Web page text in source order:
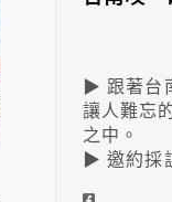
▶ 跟著台
讓人難忘
之中。
▶ 邀約採